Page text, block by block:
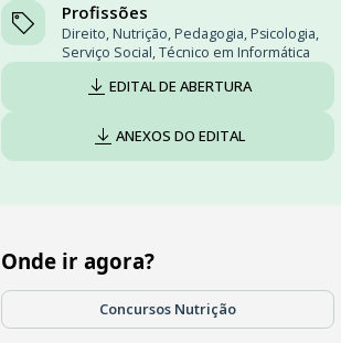
Profissões
Direito, Nutrição, Pedagogia, Psicologia,
Serviço Social,Técnico em Informática
EDITAL DE ABERTURA
ANEXOS DO EDITAL
Onde ir agora?
Concursos Nutrição